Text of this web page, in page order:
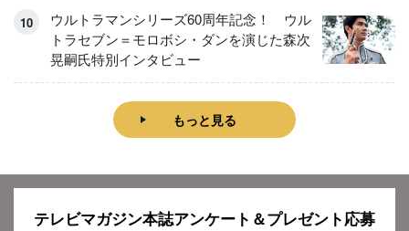
ウルトラマンシリーズ60周年記念！ ウル
トラセブン＝モロボシ・ダンを演じた森次
晃嗣氏特別インタビュー
もっと見る
テレビマガジン本誌アンケート＆プレゼント応募